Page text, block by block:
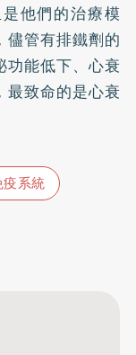
他們的治療模
儘管有排鐵劑的
功能低下、心衰
最致命的是心衰
疫系統